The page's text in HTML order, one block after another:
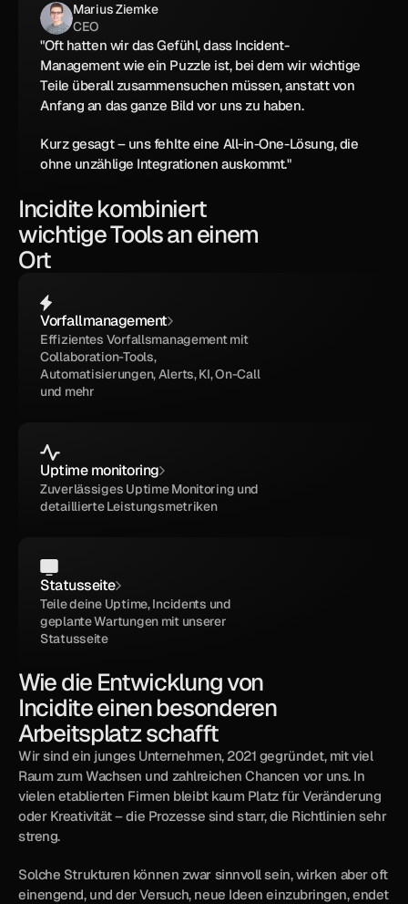
Marius Ziemke
CEO
"Oft hatten wir das Gefühl, dass Incident-
Management wie ein Puzzle ist, bei dem wir wichtige
Teile überall zusammensuchen müssen, anstatt von
Anfang an das ganze Bild vor uns zu haben.
Kurz gesagt – uns fehlte eine All-in-One-Lösung, die
ohne unzählige Integrationen auskommt."
Incidite kombiniert
wichtige Tools an einem
Ort
Vorfallmanagement
Effizientes Vorfallsmanagement mit
Collaboration-Tools,
Automatisierungen, Alerts, KI, On-Call
und mehr
Uptime monitoring
Zuverlässiges Uptime Monitoring und
detaillierte Leistungsmetriken
Statusseite
Teile deine Uptime, Incidents und
geplante Wartungen mit unserer
Statusseite
Wie die Entwicklung von
Incidite einen besonderen
Arbeitsplatz schafft
Wir sind ein junges Unternehmen, 2021 gegründet, mit viel
Raum zum Wachsen und zahlreichen Chancen vor uns. In
vielen etablierten Firmen bleibt kaum Platz für Veränderung
oder Kreativität – die Prozesse sind starr, die Richtlinien sehr
streng.
Solche Strukturen können zwar sinnvoll sein, wirken aber oft
einengend, und der Versuch, neue Ideen einzubringen, endet